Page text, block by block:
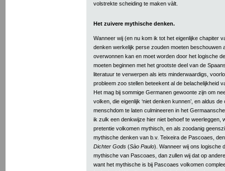
volstrekte scheiding te maken vàlt.
Het zuivere mythische denken.
Wanneer wij (en nu kom ik tot het eigenlijke chapiter
denken werkelijk perse zouden moeten beschouwen
overwonnen kan en moet worden door het logische
moeten beginnen met het grootste deel van de
literatuur te verwerpen als iets minderwaardigs,
probleem zoo stellen beteekent al de belachelijkheid
Het mag bij sommige Germanen gewoonte zijn om
volken, die eigenlijk ‘niet denken kunnen’, en aldus
menschdom te laten culmineeren in het
ik zulk een denkwijze hier niet behoef te weerleggen,
pretentie volkomen mythisch, en als zoodanig
mythische denken van b.v. Teixeira de Pascoaes,
Dichter Gods (Sào Paulo). Wanneer wij ons logische
mythische van Pascoaes, dan zullen wij dat op
want het mythische is bij Pascoaes volkomen